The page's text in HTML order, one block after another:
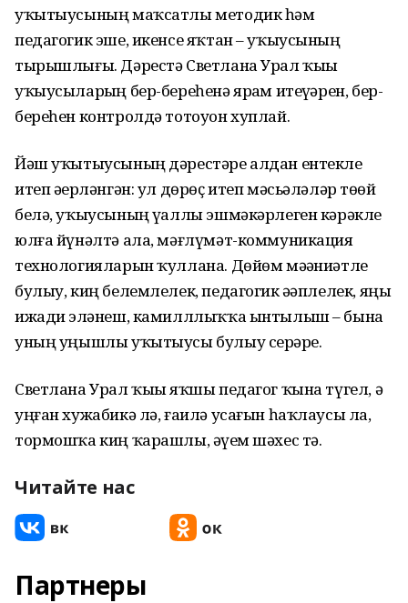
уҡытыусының маҡсатлы методик һәм
педагогик эше, икенсе яҡтан – уҡыусының
тырышлығы. Дәрестә Светлана Урал ҡыҙы
уҡыусыларҙың бер-береһенә ярҙам итеүҙәрен, бер-
береһен контролдә тотоуон хуплай.
Йәш уҡытыусының дәрестәре алдан ентекле
итеп әҙерләнгән: ул дөрөҫ итеп мәсьәләләр төҙөй
белә, уҡыусының үҙаллы эшмәкәрлеген кәрәкле
юлға йүнәлтә ала, мәғлүмәт-коммуникация
технологияларын ҡуллана. Дөйөм мәҙәниәтле
булыу, киң белемлелек, педагогик әҙәплелек, яңы
ижади эҙләнеш, камилллыҡҡа ынтылыш – бына
уның уңышлы уҡытыусы булыу серҙәре.
Светлана Урал ҡыҙы яҡшы педагог ҡына түгел, ә
уңған хужабикә лә, ғаилә усағын һаҡлаусы ла,
тормошҡа киң ҡарашлы, әүҙем шәхес тә.
Читайте нас
Партнеры